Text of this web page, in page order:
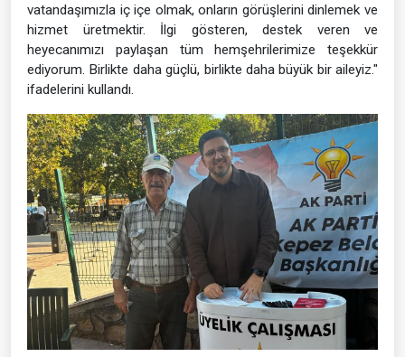
vatandaşımızla iç içe olmak, onların görüşlerini dinlemek ve
hizmet üretmektir. İlgi gösteren, destek veren ve
heyecanımızı paylaşan tüm hemşehrilerimize teşekkür
ediyorum. Birlikte daha güçlü, birlikte daha büyük bir aileyiz."
ifadelerini kullandı.